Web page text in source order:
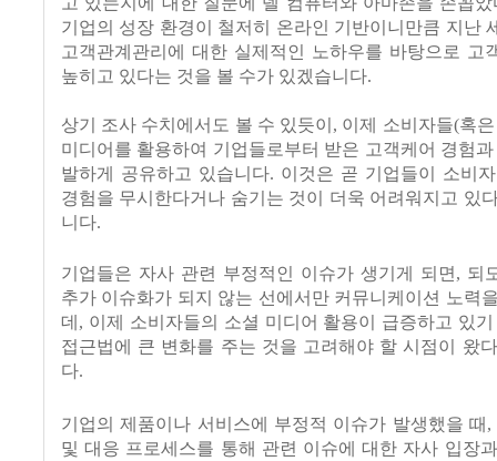
기업의 성장 환경이 철저히 온라인 기반이니만큼 지난
고객관계관리에 대한 실제적인 노하우를 바탕으로 고
높히고 있다는 것을 볼 수가 있겠습니다.
상기 조사 수치에서도 볼 수 있듯이, 이제 소비자들(혹
미디어를 활용하여 기업들로부터 받은 고객케어 경험
발하게 공유하고 있습니다. 이것은 곧 기업들이 소비
경험을 무시한다거나 숨기는 것이 더욱 어려워지고 있
니다.
기업들은 자사 관련 부정적인 이슈가 생기게 되면, 되
추가 이슈화가 되지 않는 선에서만 커뮤니케이션 노력
데, 이제 소비자들의 소셜 미디어 활용이 급증하고 있
접근법에 큰 변화를 주는 것을 고려해야 할 시점이 왔
다.
기업의 제품이나 서비스에 부정적 이슈가 발생했을 때
및 대응 프로세스를 통해 관련 이슈에 대한 자사 입장